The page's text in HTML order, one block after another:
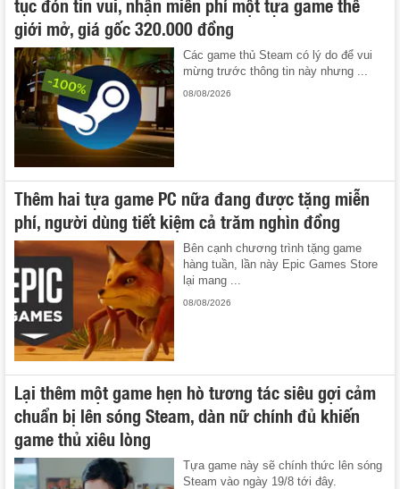
giới mở, giá gốc 320.000 đồng
Các game thủ Steam có lý do để vui
mừng trước thông tin này nhưng ...
08/08/2026
Thêm hai tựa game PC nữa đang được tặng miễn
phí, người dùng tiết kiệm cả trăm nghìn đồng
Bên cạnh chương trình tặng game
hàng tuần, lần này Epic Games Store
lại mang ...
08/08/2026
Lại thêm một game hẹn hò tương tác siêu gợi cảm
chuẩn bị lên sóng Steam, dàn nữ chính đủ khiến
game thủ xiêu lòng
Tựa game này sẽ chính thức lên sóng
Steam vào ngày 19/8 tới đây.